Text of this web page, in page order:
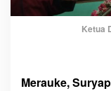
Ketua
Merauke,